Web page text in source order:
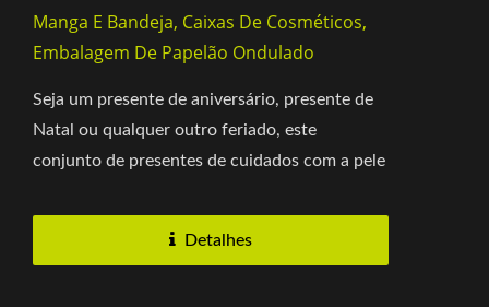
Manga E Bandeja, Caixas De Cosméticos,
Embalagem De Papelão Ondulado
Seja um presente de aniversário, presente de
Natal ou qualquer outro feriado, este
conjunto de presentes de cuidados com a pele
Detalhes